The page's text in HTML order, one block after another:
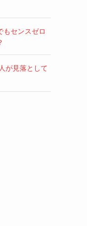
もセンスゼロ
が見落として